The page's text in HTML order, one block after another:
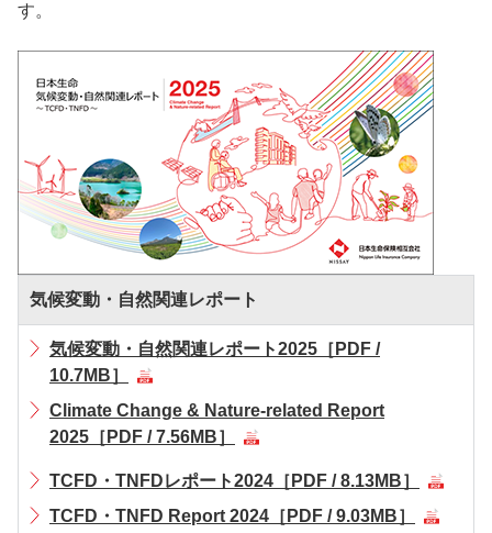
す。
気候変動・自然関連レポート
気候変動・自然関連レポート2025［PDF /
10.7MB］
Climate Change & Nature-related Report
2025［PDF / 7.56MB］
TCFD・TNFDレポート2024［PDF / 8.13MB］
TCFD・TNFD Report 2024［PDF / 9.03MB］